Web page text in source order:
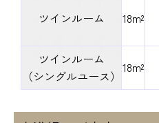
ツインルーム 18m²
ツインルーム
（シングルユース）
18m²